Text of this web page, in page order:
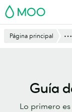
Saltar
al
principal
MOO
Página principal
Guía
Lo primero